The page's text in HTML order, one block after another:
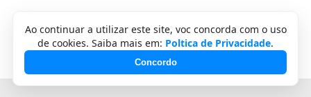
Ao continuar a utilizar este site, voc concorda com o uso
de cookies. Saiba mais em: Poltica de Privacidade.
Concordo